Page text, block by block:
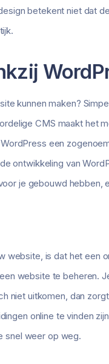
betekent niet dat
kunnen maken?
CMS maakt het
een
ontwikkeling van
je gebouwd hebben,
website, is dat het een
website te beheren.
niet uitkomen, dan
online te vinden
snel weer op weg.